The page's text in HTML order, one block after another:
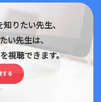
りたい先生、
い先生は、
視聴できます。